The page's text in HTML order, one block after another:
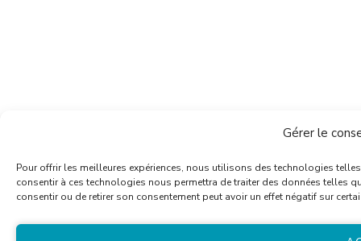
Gérer le
Pour offrir les meilleures expériences, nous utilisons des technologies
consentir à ces technologies nous permettra de traiter des données telles
consentir ou de retirer son consentement peut avoir un effet négatif sur